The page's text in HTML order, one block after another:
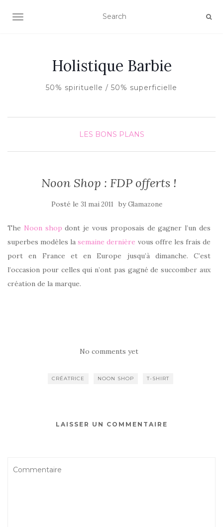
AFFICHER/MASQUER LA NAVIGATION
Holistique Barbie
50% spirituelle / 50% superficielle
LES BONS PLANS
Noon Shop : FDP offerts !
Posté le 31 mai 2011 byGlamazone
The Noon shop dont je vous proposais de gagner l’un des
superbes modèles lasemaine dernière vous offre les frais de
port en France et en Europe jusqu’à dimanche. C’est
l’occasion pour celles qui n’ont pas gagné de succomber aux
création de la marque.
No comments yet
CRÉATRICE NOON SHOP T-SHIRT
LAISSER UN COMMENTAIRE